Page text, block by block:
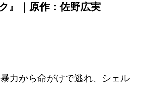
』｜原作：佐野広実
力から命がけで逃れ、シェル